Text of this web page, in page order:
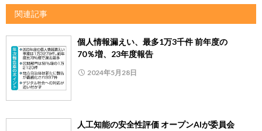
関連記事
個人情報漏えい、最多1万3千件 前年度の
70％増、23年度報告
2024年5月28日
人工知能の安全性評価 オープンAIが委員会